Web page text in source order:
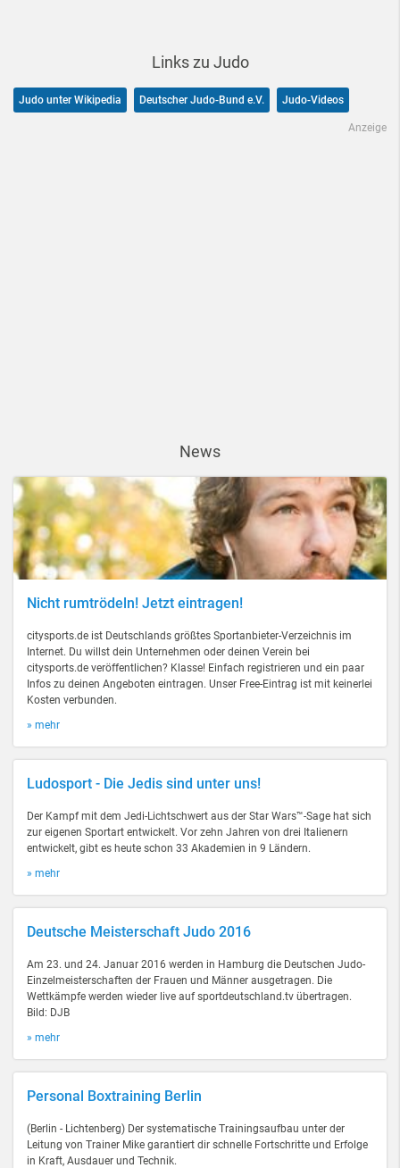
Links zu Judo
Judo unter Wikipedia Deutscher Judo-Bund e.V. Judo-Videos
Anzeige
News
Nicht rumtrödeln! Jetzt eintragen!
citysports.de ist Deutschlands größtes Sportanbieter-Verzeichnis im
Internet. Du willst dein Unternehmen oder deinen Verein bei
citysports.de veröffentlichen? Klasse! Einfach registrieren und ein paar
Infos zu deinen Angeboten eintragen. Unser Free-Eintrag ist mit keinerlei
Kosten verbunden.
» mehr
Ludosport - Die Jedis sind unter uns!
Der Kampf mit dem Jedi-Lichtschwert aus der Star Wars™-Sage hat sich
zur eigenen Sportart entwickelt. Vor zehn Jahren von drei Italienern
entwickelt, gibt es heute schon 33 Akademien in 9 Ländern.
» mehr
Deutsche Meisterschaft Judo 2016
Am 23. und 24. Januar 2016 werden in Hamburg die Deutschen Judo-
Einzelmeisterschaften der Frauen und Männer ausgetragen. Die
Wettkämpfe werden wieder live auf sportdeutschland.tv übertragen.
Bild: DJB
» mehr
Personal Boxtraining Berlin
(Berlin - Lichtenberg) Der systematische Trainingsaufbau unter der
Leitung von Trainer Mike garantiert dir schnelle Fortschritte und Erfolge
in Kraft, Ausdauer und Technik.